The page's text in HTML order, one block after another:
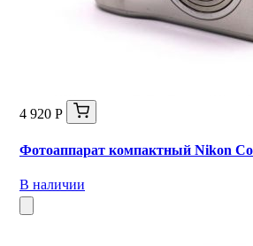
4 920 Р
Фотоаппарат компактный Nikon
В наличии